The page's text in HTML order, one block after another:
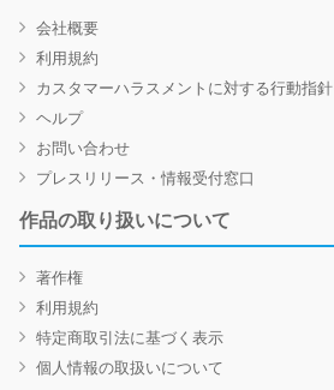
会社概要
利用規約
カスタマーハラスメントに対する行動指針
ヘルプ
お問い合わせ
プレスリリース・情報受付窓口
作品の取り扱いについて
著作権
利用規約
特定商取引法に基づく表示
個人情報の取扱いについて